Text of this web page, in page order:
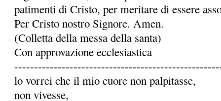
patimenti di Cristo, per meritare di essere
Per Cristo nostro Signore. Amen.
(Colletta della messa della santa)
Con approvazione ecclesiastica
lo vorrei che il mio cuore non palpitasse,
non vivesse,